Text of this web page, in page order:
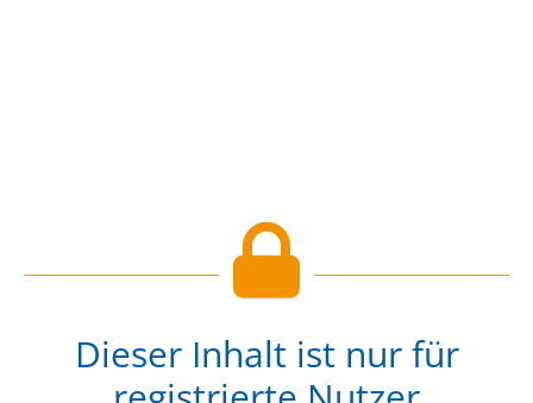
Dieser Inhalt ist nur für